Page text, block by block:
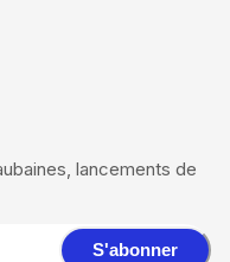
lancements de
S'abonner